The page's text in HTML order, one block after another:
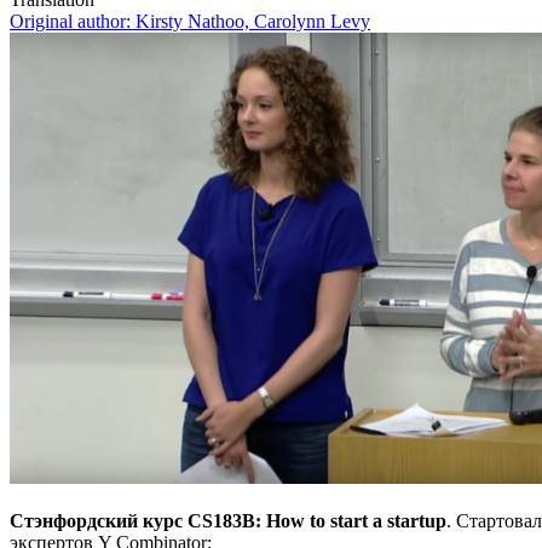
Original author: Kirsty Nathoo, Carolynn Levy
Cтэнфордский курс CS183B: How to start a startup.
экспертов Y Combinator: